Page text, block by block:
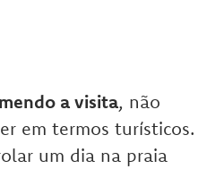
a visita, não
em termos turísticos.
um dia na praia